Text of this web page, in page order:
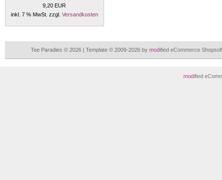
9,20 EUR
inkl. 7 % MwSt. zzgl. Versandkosten
Tee Paradies © 2026 | Template © 2009-2026 by modified eCommerce
modified